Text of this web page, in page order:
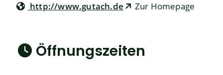
http://www.gutach.de
Zur Homepage
Öffnungszeiten